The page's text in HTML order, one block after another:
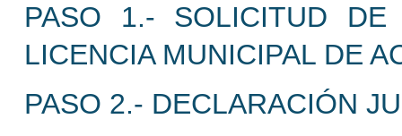
PASO 1.- SOLICITUD
LICENCIA MUNICIPAL DE
PASO 2.- DECLARACIÓN